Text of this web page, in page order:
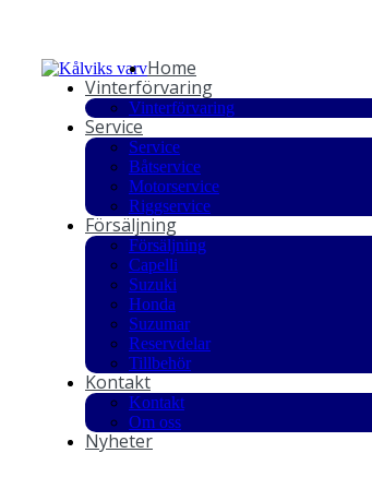
Home
Vinterförvaring
Vinterförvaring
Service
Service
Båtservice
Motorservice
Riggservice
Försäljning
Försäljning
Capelli
Suzuki
Honda
Suzumar
Reservdelar
Tillbehör
Kontakt
Kontakt
Om oss
Nyheter